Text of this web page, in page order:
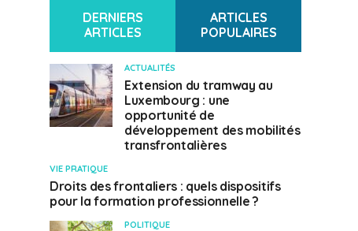
DERNIERS
ARTICLES
ARTICLES
POPULAIRES
ACTUALITÉS
Extension du tramway au
Luxembourg : une
opportunité de
développement des mobilités
transfrontalières
VIE PRATIQUE
Droits des frontaliers : quels dispositifs
pour la formation professionnelle ?
POLITIQUE